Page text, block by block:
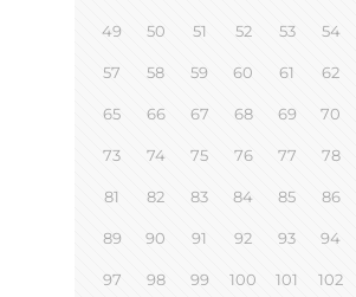
49 50 51 52 53 54
57 58 59 60 61 62
65 66 67 68 69 70
73 74 75 76 77 78
81 82 83 84 85 86
89 90 91 92 93 94
97 98 99 100 101 102